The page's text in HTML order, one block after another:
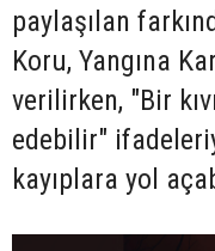
paylaşılan
Koru, Yangına
verilirken, "Bir
edebilir"
kayıplara yol